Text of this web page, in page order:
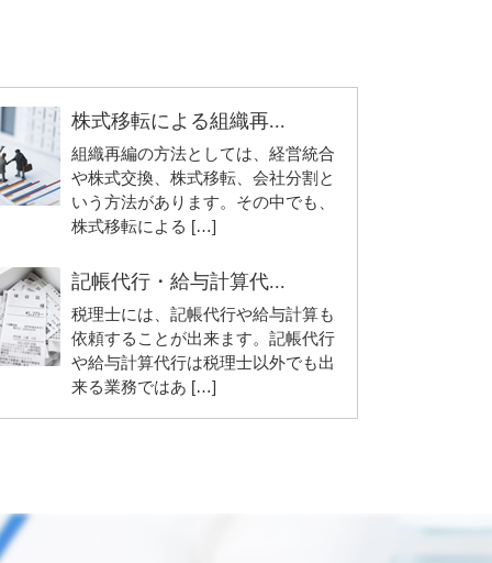
株式移転による組織再...
組織再編の方法としては、経営統合
や株式交換、株式移転、会社分割と
いう方法があります。その中でも、
株式移転による […]
記帳代行・給与計算代...
税理士には、記帳代行や給与計算も
依頼することが出来ます。記帳代行
や給与計算代行は税理士以外でも出
来る業務ではあ […]